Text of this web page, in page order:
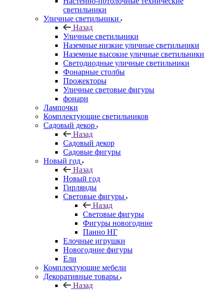
светильники
Уличные светильники
Назад
Уличные светильники
Наземные низкие уличные светильники
Наземные высокие уличные светильники
Светодиодные уличные светильники
Фонарные столбы
Прожекторы
Уличные световые фигуры
фонари
Лампочки
Комплектующие светильников
Садовый декор
Назад
Садовый декор
Садовые фигуры
Новый год
Назад
Новый год
Гирлянды
Световые фигуры
Назад
Световые фигуры
Фигуры новогодние
Панно НГ
Елочные игрушки
Новогодние фигуры
Ели
Комплектующие мебели
Декоративные товары
Назад